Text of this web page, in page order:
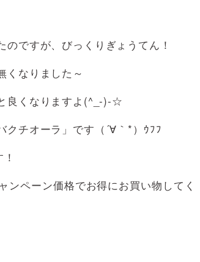
のですが、びっくりぎょうてん！
くなりました～
良くなりますよ(^_-)-☆
クチオーラ」です（´∀｀*）ｳﾌﾌ
ンペーン価格でお得にお買い物してく